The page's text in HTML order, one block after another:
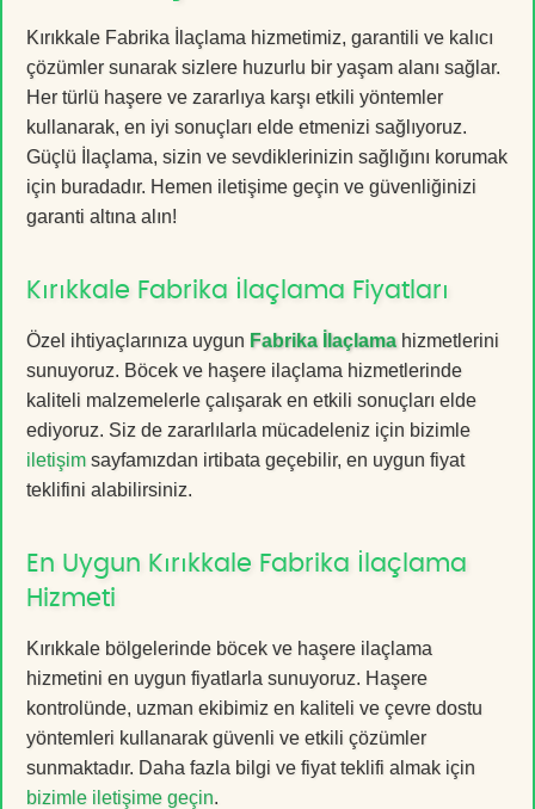
Kırıkkale Fabrika İlaçlama hizmetimiz, garantili ve kalıcı
çözümler sunarak sizlere huzurlu bir yaşam alanı sağlar.
Her türlü haşere ve zararlıya karşı etkili yöntemler
kullanarak, en iyi sonuçları elde etmenizi sağlıyoruz.
Güçlü İlaçlama, sizin ve sevdiklerinizin sağlığını korumak
için buradadır. Hemen iletişime geçin ve güvenliğinizi
garanti altına alın!
Kırıkkale Fabrika İlaçlama Fiyatları
Özel ihtiyaçlarınıza uygun Fabrika İlaçlamahizmetlerini
sunuyoruz. Böcek ve haşere ilaçlama hizmetlerinde
kaliteli malzemelerle çalışarak en etkili sonuçları elde
ediyoruz. Siz de zararlılarla mücadeleniz için bizimle
iletişim sayfamızdan irtibata geçebilir, en uygun fiyat
teklifini alabilirsiniz.
En Uygun Kırıkkale Fabrika İlaçlama
Hizmeti
Kırıkkale bölgelerinde böcek ve haşere ilaçlama
hizmetini en uygun fiyatlarla sunuyoruz. Haşere
kontrolünde, uzman ekibimiz en kaliteli ve çevre dostu
yöntemleri kullanarak güvenli ve etkili çözümler
sunmaktadır. Daha fazla bilgi ve fiyat teklifi almak için
bizimle iletişime geçin.